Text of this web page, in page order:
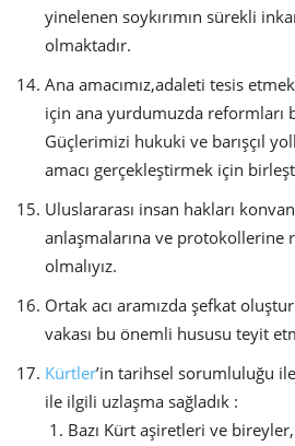
yinelenen soykırımın sürekli
olmaktadır.
Ana amacımız,adaleti tesis
için ana yurdumuzda reformları
Güçlerimizi hukuki ve barışçıl
amacı gerçekleştirmek için
Uluslararası insan hakları
anlaşmalarına ve protokollerine
olmalıyız.
Ortak acı aramızda şefkat
vakası bu önemli hususu teyit
Kürtler’in tarihsel sorumluluğu
ile ilgili uzlaşma sağladık :
Bazı Kürt aşiretleri ve